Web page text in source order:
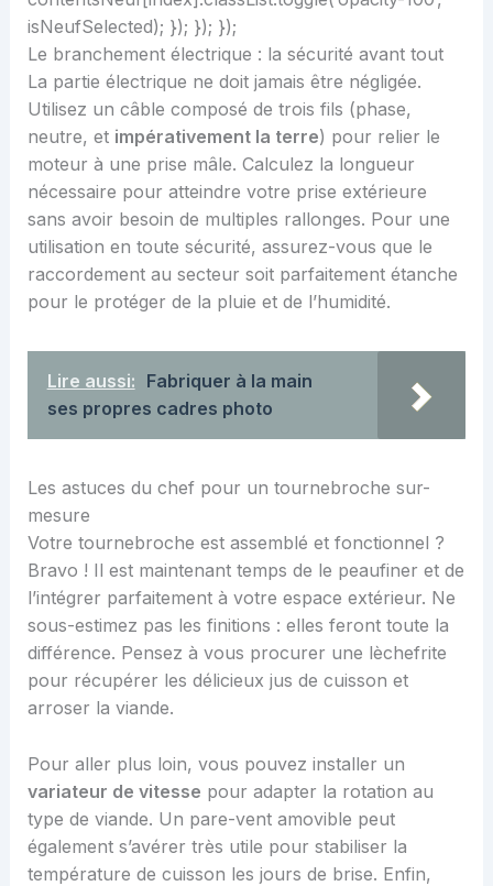
isNeufSelected); }); }); });
Le branchement électrique : la sécurité avant tout
La partie électrique ne doit jamais être négligée.
Utilisez un câble composé de trois fils (phase,
neutre, et impérativement la terre) pour relier le
moteur à une prise mâle. Calculez la longueur
nécessaire pour atteindre votre prise extérieure
sans avoir besoin de multiples rallonges. Pour une
utilisation en toute sécurité, assurez-vous que le
raccordement au secteur soit parfaitement étanche
pour le protéger de la pluie et de l’humidité.
Lire aussi: Fabriquer à la main
ses propres cadres photo
Les astuces du chef pour un tournebroche sur-
mesure
Votre tournebroche est assemblé et fonctionnel ?
Bravo ! Il est maintenant temps de le peaufiner et de
l’intégrer parfaitement à votre espace extérieur. Ne
sous-estimez pas les finitions : elles feront toute la
différence. Pensez à vous procurer une lèchefrite
pour récupérer les délicieux jus de cuisson et
arroser la viande.
Pour aller plus loin, vous pouvez installer un
variateur de vitesse pour adapter la rotation au
type de viande. Un pare-vent amovible peut
également s’avérer très utile pour stabiliser la
température de cuisson les jours de brise. Enfin,